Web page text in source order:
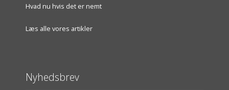
Hvad nu hvis det er nemt
Læs alle vores artikler
Nyhedsbrev